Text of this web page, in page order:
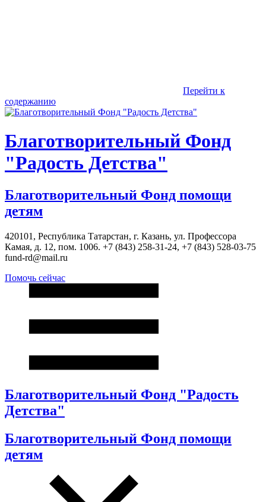
Перейти к
содержанию
Благотворительный Фонд
"Радость Детства"
Благотворительный Фонд помощи
детям
420101, Республика Татарстан, г. Казань, ул. Профессора
Камая, д. 12, пом. 1006. +7 (843) 258-31-24, +7 (843) 528-03-75
fund-rd@mail.ru
Помочь сейчас
Благотворительный Фонд "Радость
Детства"
Благотворительный Фонд помощи
детям